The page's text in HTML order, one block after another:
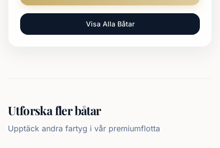
Visa Alla Båtar
Utforska fler båtar
Upptäck andra fartyg i vår premiumflotta